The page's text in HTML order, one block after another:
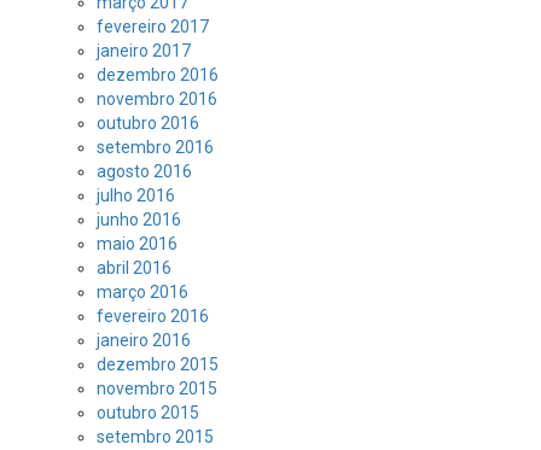
fevereiro 2017
janeiro 2017
dezembro 2016
novembro 2016
outubro 2016
setembro 2016
agosto 2016
julho 2016
junho 2016
maio 2016
abril 2016
março 2016
fevereiro 2016
janeiro 2016
dezembro 2015
novembro 2015
outubro 2015
setembro 2015